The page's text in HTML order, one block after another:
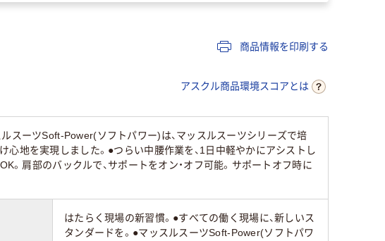
商品情報を印刷する
アスクル商品環境スコアとは
スーツSoft-Power(ソフトパワー)は、マッスルスーツシリーズで培
心地を実現しました。●つらい中腰作業を、1日中軽やかにアシストし
。肩部のバックルで、サポートをオン・オフ可能。サポートオフ時に
はたらく現場の新習慣。●すべての働く現場に、新しいス
タンダードを。●マッスルスーツSoft-Power(ソフトパワ